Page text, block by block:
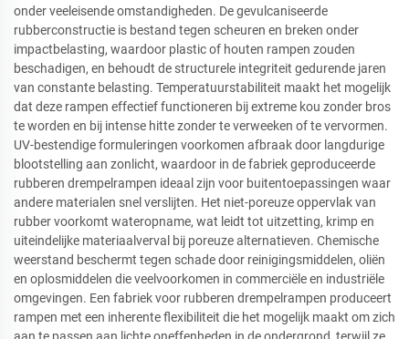
onder veeleisende omstandigheden. De gevulcaniseerde
rubberconstructie is bestand tegen scheuren en breken onder
impactbelasting, waardoor plastic of houten rampen zouden
beschadigen, en behoudt de structurele integriteit gedurende jaren
van constante belasting. Temperatuurstabiliteit maakt het mogelijk
dat deze rampen effectief functioneren bij extreme kou zonder bros
te worden en bij intense hitte zonder te verweeken of te vervormen.
UV-bestendige formuleringen voorkomen afbraak door langdurige
blootstelling aan zonlicht, waardoor in de fabriek geproduceerde
rubberen drempelrampen ideaal zijn voor buitentoepassingen waar
andere materialen snel verslijten. Het niet-poreuze oppervlak van
rubber voorkomt wateropname, wat leidt tot uitzetting, krimp en
uiteindelijke materiaalverval bij poreuze alternatieven. Chemische
weerstand beschermt tegen schade door reinigingsmiddelen, oliën
en oplosmiddelen die veelvoorkomen in commerciële en industriële
omgevingen. Een fabriek voor rubberen drempelrampen produceert
rampen met een inherente flexibiliteit die het mogelijk maakt om zich
aan te passen aan lichte oneffenheden in de ondergrond, terwijl ze